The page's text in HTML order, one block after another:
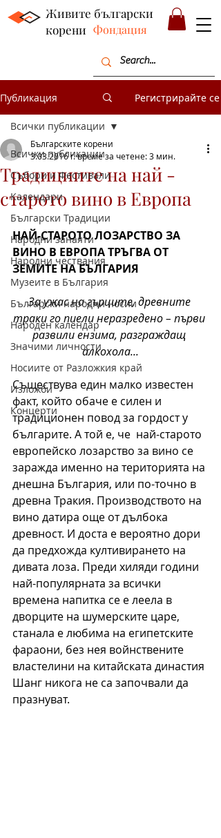
Живите български
корени Фондация
Публикация Регистрирайте се
Всички публикации
Събори и Фестивали
Календари
Български Традиции
Народни занаяти
Народни чествания
Музеите в България
Български народни носии
Народен календар
Значими личности
Носиите от Разложкия край
Изложби
Концерти
Всички публикации
Традициите на най -
старото вино в Европа
Българските корени
3.03.2016 г.време за четене: 3 мин.
НАЙ-СТАРОТО ЛОЗАРСТВО ЗА
ВИНО В ЕВРОПА ТРЪГВА ОТ
ЗЕМИТЕ НА БЪЛГАРИЯ
За ужас на гърците, древните
траки го пиели неразредено – първи
развили ензима, разграждащ
алкохола...
Съществува един малко известен
факт, който обаче е силен и
традиционен повод за гордост у
българите. А той е, че  най-старото
европейско лозарство за вино се
заражда именно на територията на
днешна България, или по-точно в
древна Тракия. Производството на
вино датира още от дълбока
древност. И доста е вероятно дори
да предхожда култивирането на
дивата лоза. Преди хиляди години
най-популярната за всички
времена напитка се е леела в
дворците на шумерските царе,
станала е любима на египетските
фараони, без нея войнствените
властелини на китайската династия
Шанг никога не са започвали да
празнуват.